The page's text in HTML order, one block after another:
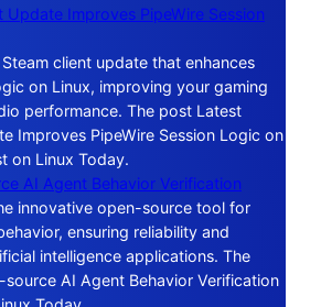
Update Improves PipeWire Session
client update that enhances
on Linux, improving your gaming
performance. The post Latest
Improves PipeWire Session Logic on
on Linux Today.
AI Agent Behavior Verification
innovative open-source tool for
ensuring reliability and
intelligence applications. The
AI Agent Behavior Verification